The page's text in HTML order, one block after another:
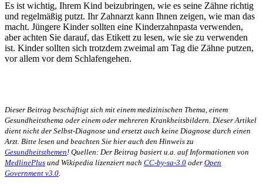
Es ist wichtig, Ihrem Kind beizubringen, wie es seine Zähne richtig
und regelmäßig putzt. Ihr Zahnarzt kann Ihnen zeigen, wie man das
macht. Jüngere Kinder sollten eine Kinderzahnpasta verwenden,
aber achten Sie darauf, das Etikett zu lesen, wie sie zu verwenden
ist. Kinder sollten sich trotzdem zweimal am Tag die Zähne putzen,
vor allem vor dem Schlafengehen.
Dieser Beitrag beschäftigt sich mit einem medizinischen Thema, einem
Gesundheitsthema oder einem oder mehreren Krankheitsbildern. Dieser Artikel
dient nicht der Selbst-Diagnose und ersetzt auch keine Diagnose durch einen
Arzt. Bitte lesen und beachten Sie hier auch den Hinweis zu
Gesundheitsthemen! Quellen: Der Beitrag basiert u.a. auf Informationen von
MedlinePlus und Wikipedia lizenziert nach CC-by-sa-3.0 oder Open
Government v3.0.